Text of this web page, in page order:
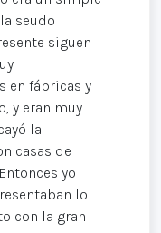
seudo
siguen
en fábricas y
y eran muy
la
casas de
yo
lo
con la gran